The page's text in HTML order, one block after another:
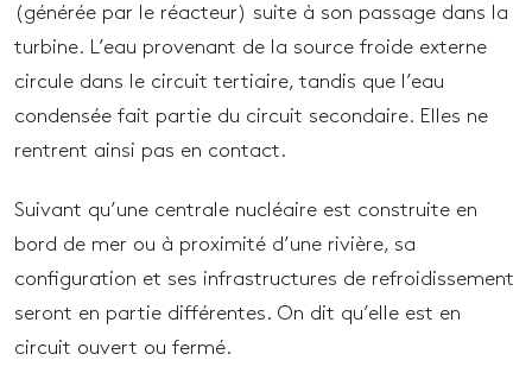
(générée par le réacteur) suite à son passage dans la
turbine. L’eau provenant de la source froide externe
circule dans le circuit tertiaire, tandis que l’eau
condensée fait partie du circuit secondaire. Elles ne
rentrent ainsi pas en contact.
Suivant qu’une centrale nucléaire est construite en
bord de mer ou à proximité d’une rivière, sa
configuration et ses infrastructures de refroidissement
seront en partie différentes. On dit qu’elle est en
circuit ouvert ou fermé.